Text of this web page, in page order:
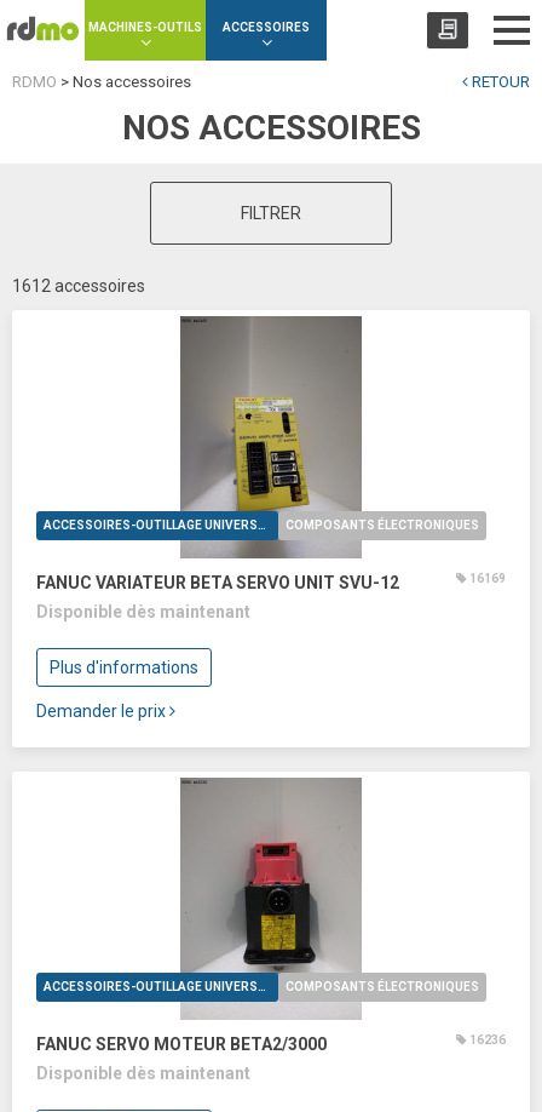
MACHINES-OUTILS ACCESSOIRES
RETOUR
RDMO > Nos accessoires
NOS ACCESSOIRES
FILTRER
1612 accessoires
ACCESSOIRES-OUTILLAGE UNIVERSELS COMPOSANTS ÉLECTRONIQUES
FANUC VARIATEUR BETA SERVO UNIT SVU-12 16169
Disponible dès maintenant
Plus d'informations
Demander le prix
ACCESSOIRES-OUTILLAGE UNIVERSELS COMPOSANTS ÉLECTRONIQUES
FANUC SERVO MOTEUR BETA2/3000 16236
Disponible dès maintenant